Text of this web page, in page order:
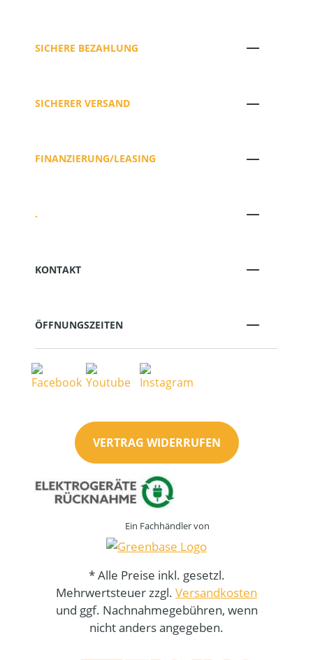
SICHERE BEZAHLUNG
SICHERER VERSAND
FINANZIERUNG/LEASING
.
KONTAKT
ÖFFNUNGSZEITEN
VERTRAG WIDERRUFEN
Ein Fachhändler von
* Alle Preise inkl. gesetzl.
Mehrwertsteuer zzgl. Versandkosten
und ggf. Nachnahmegebühren, wenn
nicht anders angegeben.